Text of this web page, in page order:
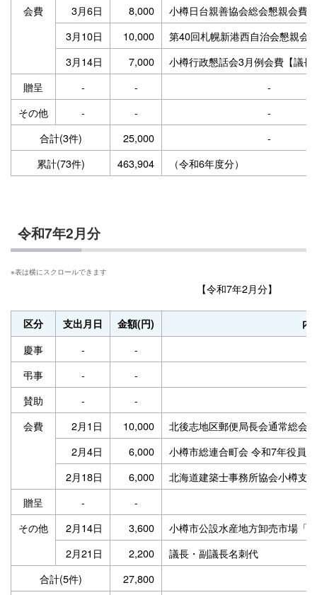
会費
3月6日 8,000
小樽日台親善協会総会懇親会費
3月10日
10,000
第40回札幌新港西自治会懇親会
3月14日
7,000
小樽行政懇話会3月例会費【議長
贈呈
- -
-
その他
- -
-
合計(3件)
25,000
-
累計(73件)
463,904 （令和6年度分）
令和7年2月分
【令和7年2月分】
区分 支出月日 金額(円) 内
慶事 - -
弔事
- -
賛助
- -
会費
2月1日 10,000
北後志地区郵便局長会通常総会
2月4日
6,000
小樽市総連合町会 令和7年役員
2月18日
6,000
北海道建築士事務所協会小樽支
贈呈
- -
その他
2月14日 3,600
小樽市公設水産地方卸売市場「
2月21日
2,200
議長・副議長名刺代
合計(5件)
27,800